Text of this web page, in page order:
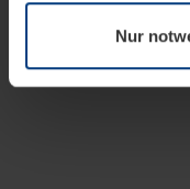
widerrufen.
Nur